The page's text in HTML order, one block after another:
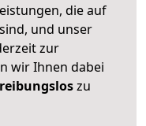
die auf
und unser
zur
wir Ihnen dabei
zu